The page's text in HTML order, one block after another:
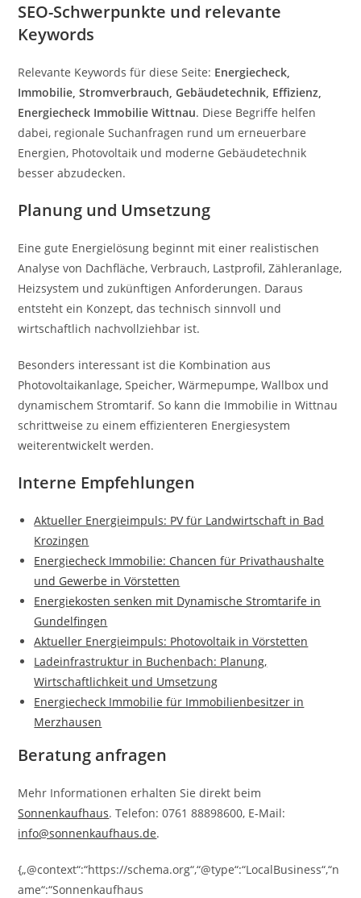
SEO-Schwerpunkte und relevante
Keywords
Relevante Keywords für diese Seite: Energiecheck,
Immobilie, Stromverbrauch, Gebäudetechnik, Effizienz,
Energiecheck Immobilie Wittnau. Diese Begriffe helfen
dabei, regionale Suchanfragen rund um erneuerbare
Energien, Photovoltaik und moderne Gebäudetechnik
besser abzudecken.
Planung und Umsetzung
Eine gute Energielösung beginnt mit einer realistischen
Analyse von Dachfläche, Verbrauch, Lastprofil, Zähleranlage,
Heizsystem und zukünftigen Anforderungen. Daraus
entsteht ein Konzept, das technisch sinnvoll und
wirtschaftlich nachvollziehbar ist.
Besonders interessant ist die Kombination aus
Photovoltaikanlage, Speicher, Wärmepumpe, Wallbox und
dynamischem Stromtarif. So kann die Immobilie in Wittnau
schrittweise zu einem effizienteren Energiesystem
weiterentwickelt werden.
Interne Empfehlungen
Aktueller Energieimpuls: PV für Landwirtschaft in Bad
Krozingen
Energiecheck Immobilie: Chancen für Privathaushalte
und Gewerbe in Vörstetten
Energiekosten senken mit Dynamische Stromtarife in
Gundelfingen
Aktueller Energieimpuls: Photovoltaik in Vörstetten
Ladeinfrastruktur in Buchenbach: Planung,
Wirtschaftlichkeit und Umsetzung
Energiecheck Immobilie für Immobilienbesitzer in
Merzhausen
Beratung anfragen
Mehr Informationen erhalten Sie direkt beim
Sonnenkaufhaus. Telefon: 0761 88898600, E-Mail:
info@sonnenkaufhaus.de.
{„@context“:“https://schema.org“,“@type“:“LocalBusiness“,“n
ame“:“Sonnenkaufhaus